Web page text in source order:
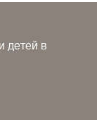
детей в